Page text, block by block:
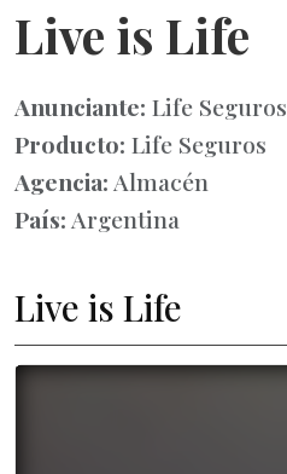
Live is Life
Anunciante: Life Seguros
Producto: Life Seguros
Agencia: Almacén
País: Argentina
Live is Life